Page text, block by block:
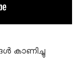
കാണിച്ചു